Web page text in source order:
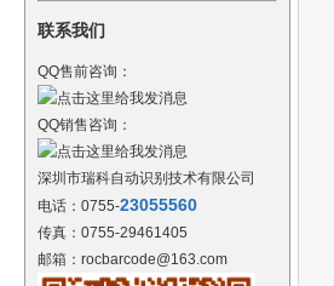
联系我们
QQ售前咨询：
QQ销售咨询：
深圳市瑞科自动识别技术有限公司
电话：0755-23055560
传真：0755-29461405
邮箱：rocbarcode@163.com